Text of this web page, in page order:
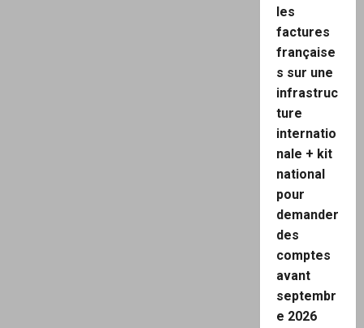
les
factures
française
s sur une
infrastruc
ture
internatio
nale + kit
national
pour
demander
des
comptes
avant
septembr
e 2026